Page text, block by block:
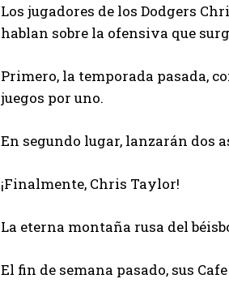
Los jugadores de los Dodgers
hablan sobre la ofensiva que
Primero, la temporada pasada,
juegos por uno.
En segundo lugar, lanzarán dos
¡Finalmente, Chris Taylor!
La eterna montaña rusa del
El fin de semana pasado, sus